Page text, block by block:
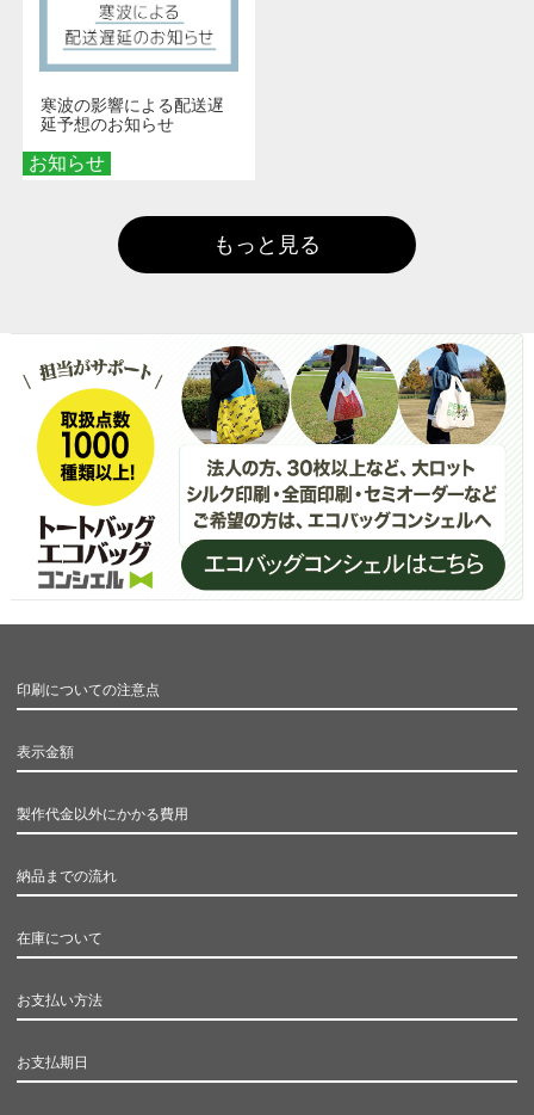
お知らせ
寒波の影響による配送遅
延予想のお知らせ
もっと見る
印刷についての注意点
表示金額
製作代金以外にかかる費用
納品までの流れ
在庫について
お支払い方法
お支払期日